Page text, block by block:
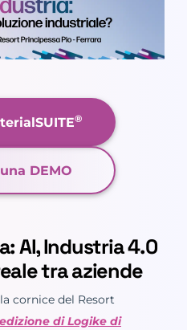
®
DEMO
AI, Industria 4.0
tra aziende
cornice del Resort
di Logike di